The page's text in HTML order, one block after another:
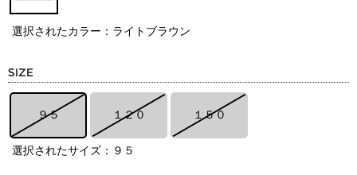
選択されたカラー：ライトブラウン
９５ １２０ １５０
選択されたサイズ：９５